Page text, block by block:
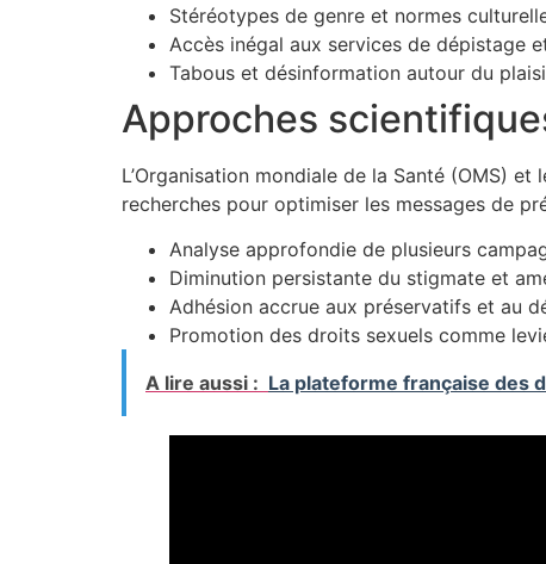
Stéréotypes de genre et normes
Accès inégal aux services de dépistage
Tabous et désinformation autour du
Approches
L’Organisation mondiale de la Santé (OMS)
recherches pour optimiser les messages de
Analyse approfondie de plusieurs
Diminution persistante du stigmate et
Adhésion accrue aux préservatifs et au
Promotion des droits sexuels comme
A lire aussi : La plateforme française des